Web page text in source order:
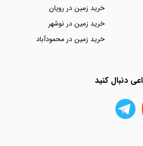
خرید زمین در رویان
خرید زمین در نوشهر
خرید زمین در محمودآباد
دنبال کنید